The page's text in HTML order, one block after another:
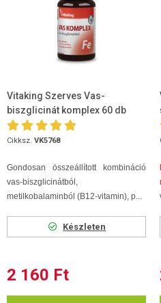
Vitaking Szerves Vas-
biszglicinát komplex 60 db
Cikksz. VK5768
Gondosan összeállított kombináció
vas-biszglicinátból,
metilkobalaminból (B12-vitamin), p...
Készleten
2 160 Ft